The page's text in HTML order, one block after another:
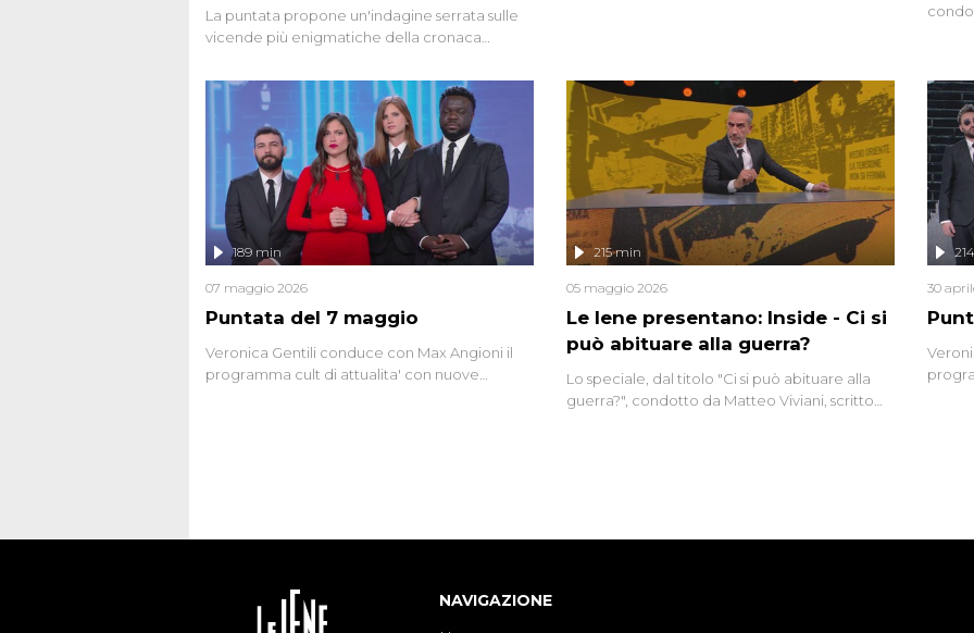
La puntata propone un'indagine serrata sulle
vicende più enigmatiche della cronaca
seriale responsabile di decine di attentati tra
gli anni '90 e il 2000 che, inquietantemente,
potrebbe essere ancora in libertà. Lo speciale
affronta inoltre le zone d'ombra sul Mostro di
Firenze, le cui responsabilità appaiono ancora
oggi avvolte in un groviglio di dubbi mai
chiariti. Nel corso dello speciale anche
l'intervista inedita a Olindo Romano, realizzata
ne...
e
Puntata del 7 maggio
189 min
07 maggio 2026
Veronica Gentili conduce con Max Angioni il
programma cult di attualita' con nuove
Le Iene presentano: Inside - Ci si
può abituare alla guerra?
215 min
05 maggio 2026
Lo speciale, dal titolo "Ci si può abituare alla
guerra?", condotto da Matteo Viviani, scritto
30
NAVIGAZIONE